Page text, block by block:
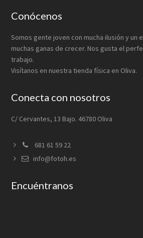
Footer
Conócenos
Somos gente joven con mucha ilusión y un
muchas ganas de crecer. Nos gusta el
trabajo.
Visítanos en nuestra tienda física en Oliva.
Conecta con nosotros
C/ Cervantes, 13 Bajo. 46780 Oliva
681 61 59 22
info@fotoh.es
Encuéntranos